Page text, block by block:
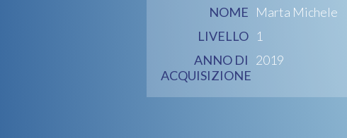
NOME Marta Michele
LIVELLO 1
ANNO DI
ACQUISIZIONE
2019